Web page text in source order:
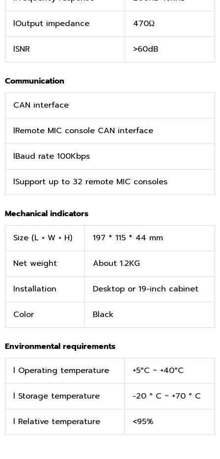
lOutput impedance 470Ω
lSNR >60dB
Communication
CAN interface
lRemote MIC console CAN interface
lBaud rate 100Kbps
lSupport up to 32 remote MIC consoles
Mechanical indicators
Size (L × W × H) 197 * 115 * 44 mm
Net weight About 1.2KG
Installation Desktop or 19-inch cabinet
Color Black
Environmental requirements
l Operating temperature +5°C ~ +40°C
l Storage temperature -20 ° C ~ +70 ° C
l Relative temperature <95%